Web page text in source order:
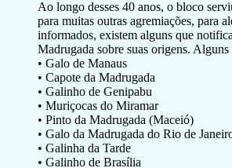
Ao longo desses 40 anos, o bloco
para muitas outras agremiações, para
informados, existem alguns que
Madrugada sobre suas origens. Alguns
• Galo de Manaus
• Capote da Madrugada
• Galinho de Genipabu
• Muriçocas do Miramar
• Pinto da Madrugada (Maceió)
• Galo da Madrugada do Rio de
• Galinha da Tarde
• Galinho de Brasília